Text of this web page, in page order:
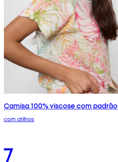
Camisa 100% viscose com padrão
com atilhos
7